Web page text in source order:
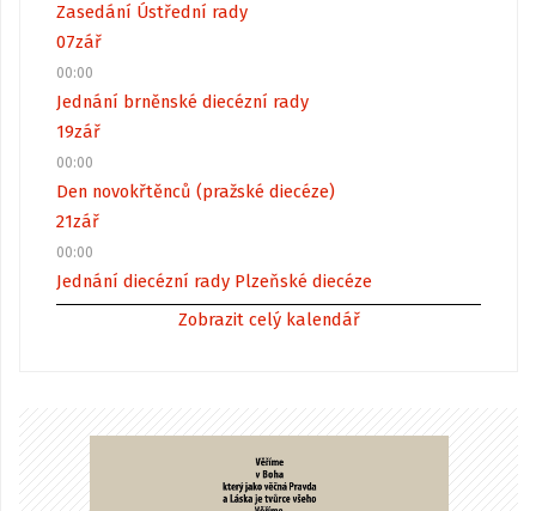
Zasedání Ústřední rady
07zář
00:00
Jednání brněnské diecézní rady
19zář
00:00
Den novokřtěnců (pražské diecéze)
21zář
00:00
Jednání diecézní rady Plzeňské diecéze
Zobrazit celý kalendář